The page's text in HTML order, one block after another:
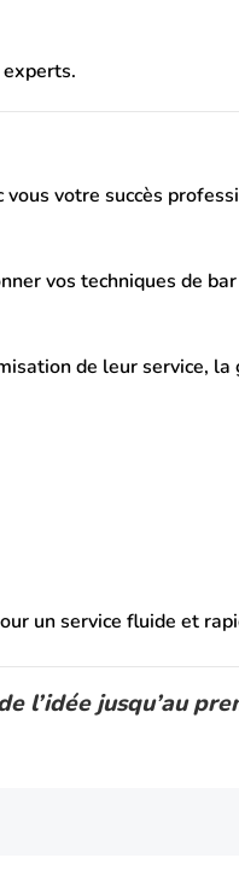
votre succès
vos techniques de
de leur service,
un service fluide et
l’idée jusqu’au